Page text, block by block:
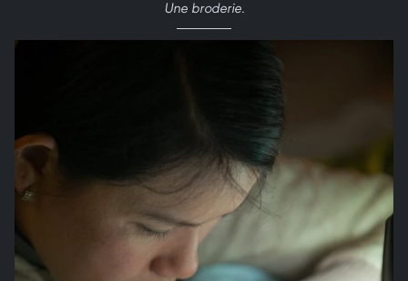
Une broderie.